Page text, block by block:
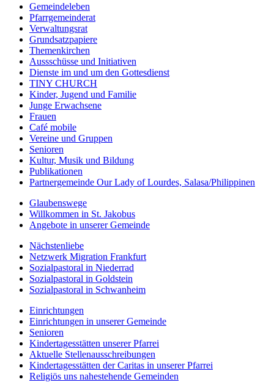
Gemeindeleben
Pfarrgemeinderat
Verwaltungsrat
Grundsatzpapiere
Themenkirchen
Aussschüsse und Initiativen
Dienste im und um den Gottesdienst
TINY CHURCH
Kinder, Jugend und Familie
Junge Erwachsene
Frauen
Café mobile
Vereine und Gruppen
Senioren
Kultur, Musik und Bildung
Publikationen
Partnergemeinde Our Lady of Lourdes, Salasa/Philippinen
Glaubenswege
Willkommen in St. Jakobus
Angebote in unserer Gemeinde
Nächstenliebe
Netzwerk Migration Frankfurt
Sozialpastoral in Niederrad
Sozialpastoral in Goldstein
Sozialpastoral in Schwanheim
Einrichtungen
Einrichtungen in unserer Gemeinde
Senioren
Kindertagesstätten unserer Pfarrei
Aktuelle Stellenausschreibungen
Kindertagesstätten der Caritas in unserer Pfarrei
Religiös uns nahestehende Gemeinden